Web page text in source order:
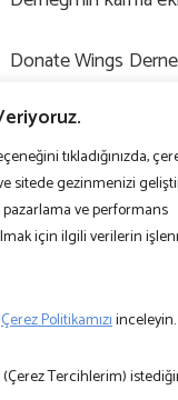
tıkladığınızda,
sitede gezinmenizi
pazarlama ve performans
için ilgili verilerin
Çerez Politikamızıinceleyin.
(Çerez Tercihlerim)
Donate Wings
yıldır tıbbi
hastanede saatler